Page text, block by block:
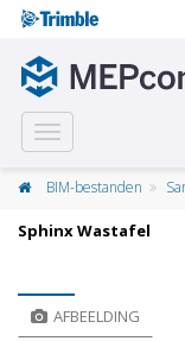
Toggle
navigation
BIM-bestanden
Sphinx Wastafel
AFBEELDING